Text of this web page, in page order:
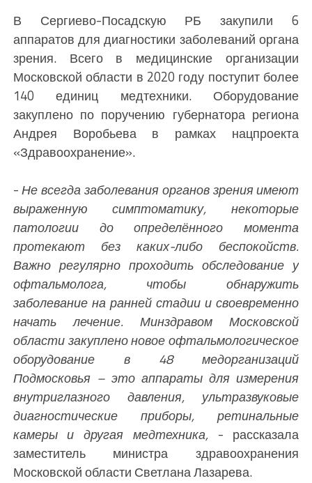
В Сергиево-Посадскую РБ закупили 6
аппаратов для диагностики заболеваний органа
зрения. Всего в медицинские организации
Московской области в 2020 году поступит более
140 единиц медтехники. Оборудование
закуплено по поручению губернатора региона
Андрея Воробьева в рамках нацпроекта
«Здравоохранение».
-Не всегда заболевания органов зрения имеют
выраженную симптоматику, некоторые
патологии до определённого момента
протекают без каких-либо беспокойств.
Важно регулярно проходить обследование у
офтальмолога, чтобы обнаружить
заболевание на ранней стадии и своевременно
начать лечение. Минздравом Московской
области закуплено новое офтальмологическое
оборудование в 48 медорганизаций
Подмосковья – это аппараты для измерения
внутриглазного давления, ультразвуковые
диагностические приборы, ретинальные
камеры и другая медтехника,- рассказала
заместитель министра здравоохранения
Московской области Светлана Лазарева.